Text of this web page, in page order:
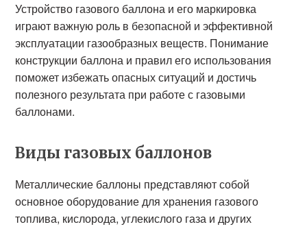
Устройство газового баллона и его маркировка
играют важную роль в безопасной и эффективной
эксплуатации газообразных веществ. Понимание
конструкции баллона и правил его использования
поможет избежать опасных ситуаций и достичь
полезного результата при работе с газовыми
баллонами.
Виды газовых баллонов
Металлические баллоны представляют собой
основное оборудование для хранения газового
топлива, кислорода, углекислого газа и других